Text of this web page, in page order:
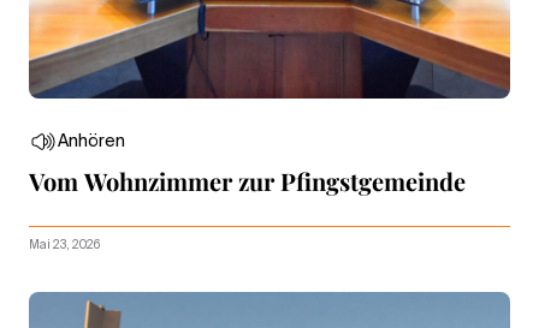
Anhören
Vom Wohnzimmer zur Pfingstgemeinde
Mai 23, 2026